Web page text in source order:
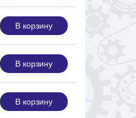
В корзину
В корзину
В корзину